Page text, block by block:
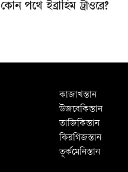
কোন পথে ইব্রাহিম ট্রাওরে?
কাজাখস্তান
উজবেকিস্তান
তাজিকিস্তান
কিরগিজস্তান
তূর্কমেনিস্তান